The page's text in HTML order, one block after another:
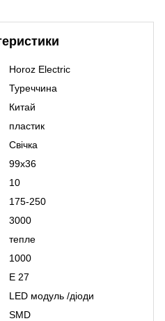
Horoz Electric
Туреччина
Китай
пластик
Свічка
99x36
10
175-250
3000
тепле
1000
Е 27
LED модуль /діоди
SMD